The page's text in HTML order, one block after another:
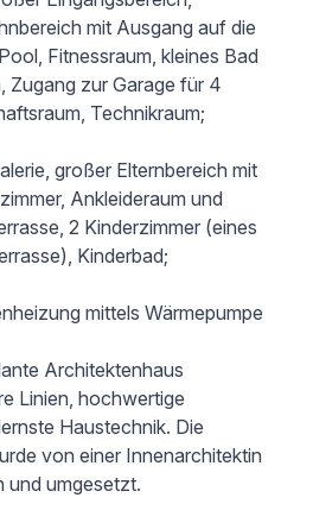
mit Ausgang auf die
Fitnessraum, kleines Bad
Zugang zur Garage für 4
Technikraum;
großer Elternbereich mit
Ankleideraum und
2 Kinderzimmer (eines
Kinderbad;
mittels Wärmepumpe
Architektenhaus
Linien, hochwertige
Haustechnik. Die
von einer Innenarchitektin
und umgesetzt.